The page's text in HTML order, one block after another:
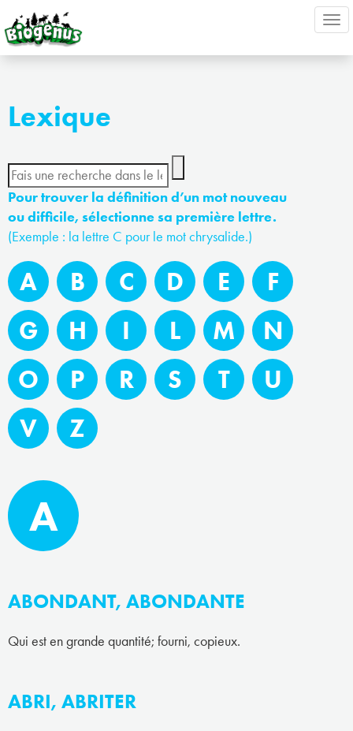
Lexique
Pour trouver la définition d’un mot nouveau
ou difficile, sélectionne sa première lettre.
(Exemple : la lettre C pour le mot chrysalide.)
A B C D E
F
G
H I L M
N
O
P R S T
U
V
Z
A
ABONDANT, ABONDANTE
Qui est en grande quantité; fourni, copieux.
ABRI, ABRITER